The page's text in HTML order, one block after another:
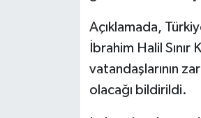
Açıklamada,
İbrahim Halil
vatandaşlarının
olacağı bildirildi.